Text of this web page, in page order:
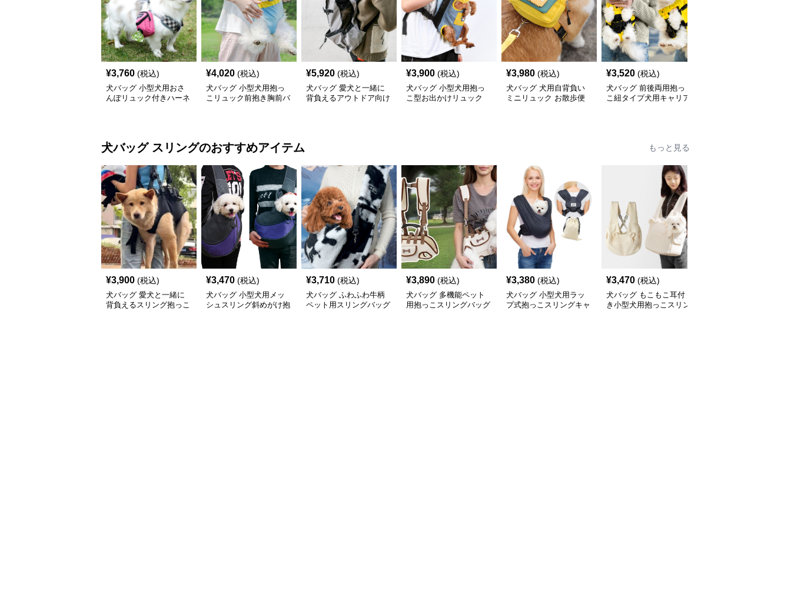
¥3,760 (税込)
犬バッグ 小型犬用おさ
んぽリュック付きハーネ
¥4,020 (税込)
犬バッグ 小型犬用抱っ
こリュック前抱き胸前バ
¥5,920 (税込)
犬バッグ 愛犬と一緒に
背負えるアウトドア向け
¥3,900 (税込)
犬バッグ 小型犬用抱っ
こ型お出かけリュック
¥3,980 (税込)
犬バッグ 犬用自背負い
ミニリュック お散歩便
¥3,520 (税込)
犬バッグ 前後両用抱っ
こ紐タイプ犬用キャリア
犬バッグ スリングのおすすめアイテム もっと見る
¥3,900 (税込)
犬バッグ 愛犬と一緒に
背負えるスリング抱っこ
¥3,470 (税込)
犬バッグ 小型犬用メッ
シュスリング斜めがけ抱
¥3,710 (税込)
犬バッグ ふわふわ牛柄
ペット用スリングバッグ
¥3,890 (税込)
犬バッグ 多機能ペット
用抱っこスリングバッグ
¥3,380 (税込)
犬バッグ 小型犬用ラッ
プ式抱っこスリングキャ
¥3,470 (税込)
犬バッグ もこもこ耳付
き小型犬用抱っこスリン